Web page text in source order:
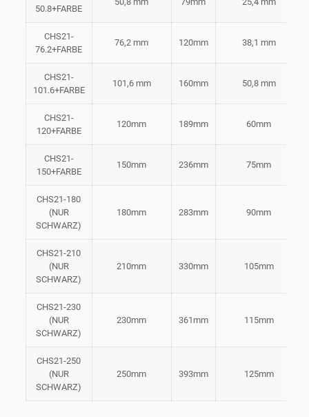
50.8+FARBE
CHS21-
76.2+FARBE
76,2 mm 120mm 38,1 mm
CHS21-
101.6+FARBE
101,6 mm 160mm 50,8 mm
CHS21-
120+FARBE
120mm 189mm 60mm
CHS21-
150+FARBE
150mm 236mm 75mm
CHS21-180
(NUR
SCHWARZ)
180mm 283mm 90mm
CHS21-210
(NUR
SCHWARZ)
210mm 330mm 105mm
CHS21-230
(NUR
SCHWARZ)
230mm 361mm 115mm
CHS21-250
(NUR
SCHWARZ)
250mm 393mm 125mm